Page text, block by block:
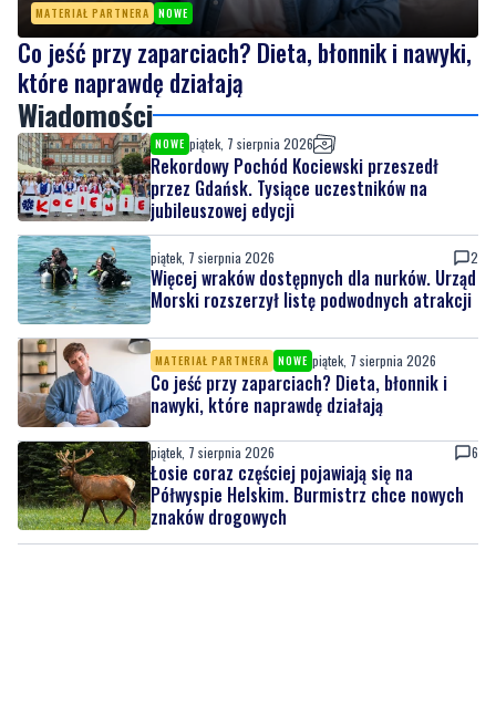
MATERIAŁ PARTNERA NOWE
Co jeść przy zaparciach? Dieta, błonnik i nawyki,
które naprawdę działają
Wiadomości
NOWE piątek, 7 sierpnia 2026
Rekordowy Pochód Kociewski przeszedł
przez Gdańsk. Tysiące uczestników na
jubileuszowej edycji
piątek, 7 sierpnia 2026 2
Więcej wraków dostępnych dla nurków. Urząd
Morski rozszerzył listę podwodnych atrakcji
MATERIAŁ PARTNERA NOWE piątek, 7 sierpnia 2026
Co jeść przy zaparciach? Dieta, błonnik i
nawyki, które naprawdę działają
piątek, 7 sierpnia 2026 6
Łosie coraz częściej pojawiają się na
Półwyspie Helskim. Burmistrz chce nowych
znaków drogowych